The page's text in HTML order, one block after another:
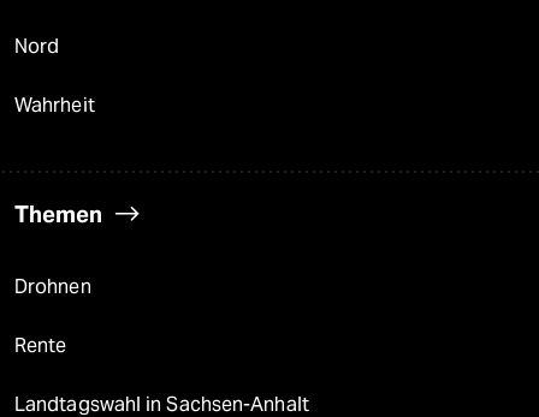
Nord
Wahrheit
Themen
Drohnen
Rente
Landtagswahl in Sachsen-Anhalt